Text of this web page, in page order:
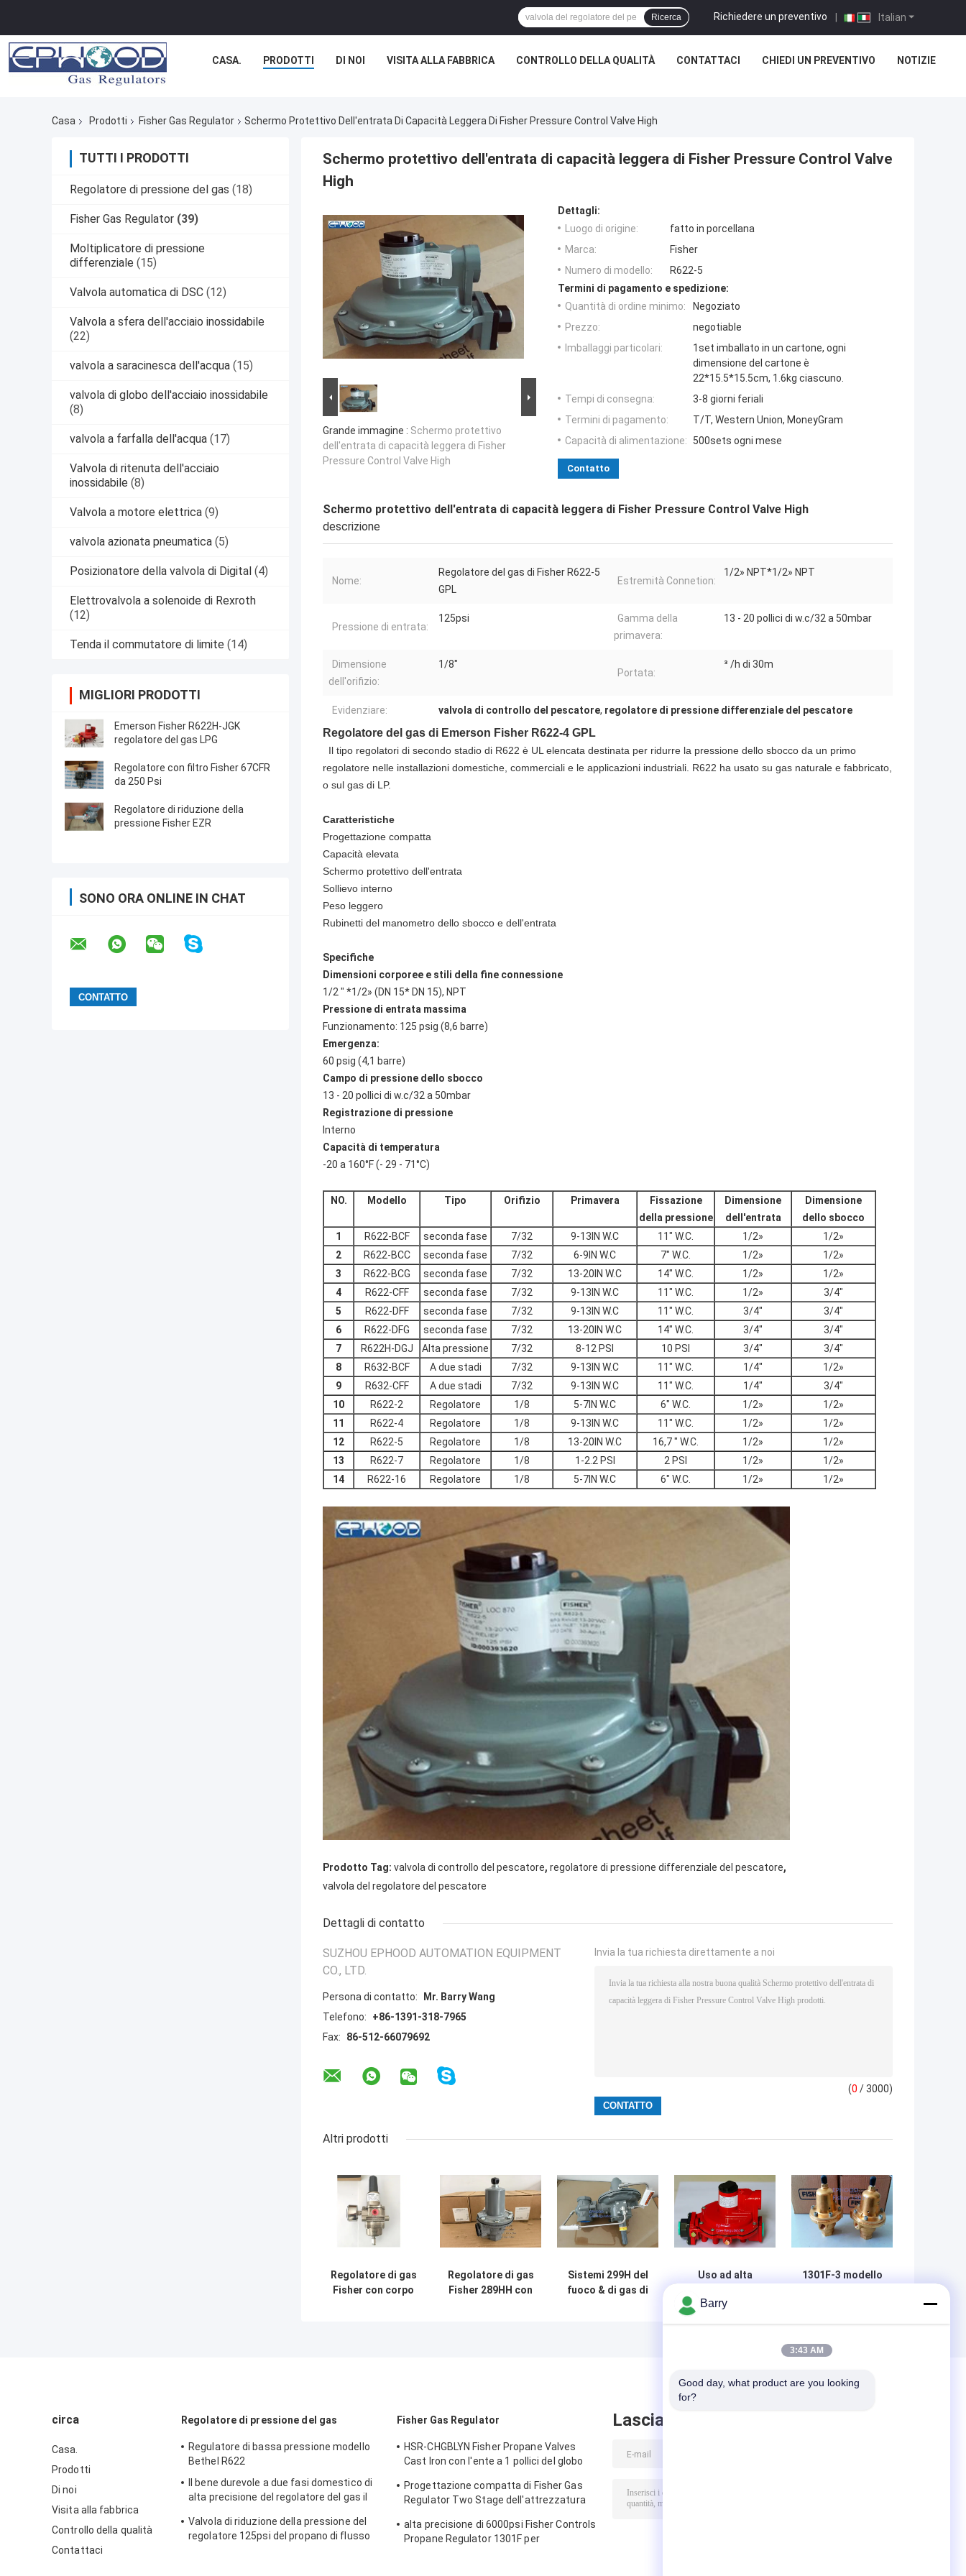
Italian
Richiedere un preventivo |
Ricerca
CASA. PRODOTTI DI NOI VISITA ALLA FABBRICA CONTROLLO DELLA QUALITÀ CONTATTACI CHIEDI UN PREVENTIVO NOTIZIE
Casa Prodotti Fisher Gas Regulator Schermo Protettivo Dell'entrata Di Capacità Leggera Di Fisher Pressure Control Valve High
TUTTI I PRODOTTI
Regolatore di pressione del gas (18)
Fisher Gas Regulator (39)
Moltiplicatore di pressione
differenziale (15)
Valvola automatica di DSC (12)
Valvola a sfera dell'acciaio inossidabile
(22)
valvola a saracinesca dell'acqua (15)
valvola di globo dell'acciaio inossidabile
(8)
valvola a farfalla dell'acqua (17)
Valvola di ritenuta dell'acciaio
inossidabile (8)
Valvola a motore elettrica (9)
valvola azionata pneumatica (5)
Posizionatore della valvola di Digital (4)
Elettrovalvola a solenoide di Rexroth
(12)
Tenda il commutatore di limite (14)
MIGLIORI PRODOTTI
Emerson Fisher R622H-JGK
regolatore del gas LPG
Regolatore con filtro Fisher 67CFR
da 250 Psi
Regolatore di riduzione della
pressione Fisher EZR
SONO ORA ONLINE IN CHAT
Schermo protettivo dell'entrata di capacità leggera di Fisher Pressure Control Valve
High
Grande immagine : Schermo protettivo
dell'entrata di capacità leggera di Fisher
Pressure Control Valve High
Dettagli:
Luogo di origine:
fatto in porcellana
Marca:
Fisher
Numero di modello:
R622-5
Termini di pagamento e spedizione:
Quantità di ordine minimo:
Negoziato
Prezzo:
negotiable
Imballaggi particolari:
1set imballato in un cartone, ogni
dimensione del cartone è
22*15.5*15.5cm, 1.6kg ciascuno.
Tempi di consegna:
3-8 giorni feriali
Termini di pagamento:
T/T, Western Union, MoneyGram
Capacità di alimentazione:
500sets ogni mese
Contatto
Schermo protettivo dell'entrata di capacità leggera di Fisher Pressure Control Valve High
descrizione
Nome:
Regolatore del gas di Fisher R622-5
GPL
Estremità Connetion:
1/2» NPT*1/2» NPT
Pressione di entrata:
125psi
Gamma della
primavera:
13 - 20 pollici di w.c/32 a 50mbar
Dimensione
dell'orifizio:
1/8"
Portata:
³ /h di 30m
Evidenziare: valvola di controllo del pescatore, regolatore di pressione differenziale del pescatore
Regolatore del gas di Emerson Fisher R622-4 GPL
Il tipo regolatori di secondo stadio di R622 è UL elencata destinata per ridurre la pressione dello sbocco da un primo
regolatore nelle installazioni domestiche, commerciali e le applicazioni industriali. R622 ha usato su gas naturale e fabbricato,
o sul gas di LP.
Caratteristiche
Progettazione compatta
Capacità elevata
Schermo protettivo dell'entrata
Sollievo interno
Peso leggero
Rubinetti del manometro dello sbocco e dell'entrata
Specifiche
Dimensioni corporee e stili della fine connessione
1/2 " *1/2» (DN 15* DN 15), NPT
Pressione di entrata massima
Funzionamento: 125 psig (8,6 barre)
Emergenza:
60 psig (4,1 barre)
Campo di pressione dello sbocco
13 - 20 pollici di w.c/32 a 50mbar
Registrazione di pressione
Interno
Capacità di temperatura
-20 a 160°F (- 29 - 71°C)
NO. Modello Tipo Orifizio Primavera
Fissazione
della pressione
Dimensione
dell'entrata
Dimensione
dello sbocco
1
R622-BCF seconda fase 7/32 9-13IN W.C 11" W.C. 1/2»
1/2»
2
R622-BCC seconda fase 7/32 6-9IN W.C 7" W.C. 1/2»
1/2»
3
R622-BCG seconda fase 7/32 13-20IN W.C 14" W.C. 1/2»
1/2»
4
R622-CFF seconda fase 7/32 9-13IN W.C 11" W.C. 1/2»
3/4"
5
R622-DFF seconda fase 7/32 9-13IN W.C 11" W.C. 3/4"
3/4"
6
R622-DFG seconda fase 7/32 13-20IN W.C 14" W.C. 3/4"
3/4"
7
R622H-DGJ Alta pressione 7/32 8-12 PSI 10 PSI 3/4"
3/4"
8
R632-BCF A due stadi 7/32 9-13IN W.C 11" W.C. 1/4"
1/2»
9
R632-CFF A due stadi 7/32 9-13IN W.C 11" W.C. 1/4"
3/4"
10
R622-2 Regolatore 1/8 5-7IN W.C 6" W.C. 1/2»
1/2»
11
R622-4 Regolatore 1/8 9-13IN W.C 11" W.C. 1/2»
1/2»
12
R622-5 Regolatore 1/8 13-20IN W.C 16,7 " W.C. 1/2»
1/2»
13
R622-7 Regolatore 1/8 1-2.2 PSI 2 PSI 1/2»
1/2»
14
R622-16 Regolatore 1/8 5-7IN W.C 6" W.C. 1/2» 1/2»
Prodotto Tag: valvola di controllo del pescatore, regolatore di pressione differenziale del pescatore,
valvola del regolatore del pescatore
Dettagli di contatto
SUZHOU EPHOOD AUTOMATION EQUIPMENT
CO., LTD.
Persona di contatto:
Mr. Barry Wang
Telefono:
+86-1391-318-7965
Fax:
86-512-66079692
Invia la tua richiesta direttamente a noi
(0 / 3000)
Altri prodotti
Regolatore di gas
Fisher con corpo
Regolatore di gas
Fisher 289HH con
Sistemi 299H del
fuoco & di gas di
Uso ad alta
del regolatore del
vita
1301F-3 modello
Valve
circa
Casa.
Prodotti
Di noi
Visita alla fabbrica
Controllo della qualità
Contattaci
Regolatore di pressione del gas
Regulatore di bassa pressione modello
Bethel R622
Il bene durevole a due fasi domestico di
alta precisione del regolatore del gas il
ghisa
Valvola di riduzione della pressione del
regolatore 125psi del propano di flusso
Fisher Gas Regulator
HSR-CHGBLYN Fisher Propane Valves
Cast Iron con l'ente a 1 pollici del globo
Progettazione compatta di Fisher Gas
Regulator Two Stage dell'attrezzatura
alta precisione di 6000psi Fisher Controls
Propane Regulator 1301F per
Lasciare messaggio
Barry
3:43 AM
Good day, what product are you looking
for?